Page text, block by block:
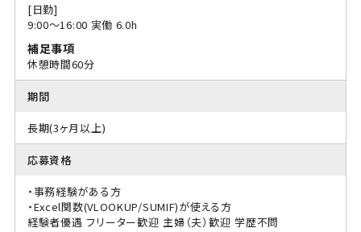
[日勤]
9:00〜16:00 実働 6.0h
補足事項
休憩時間60分
期間
長期(3ヶ月以上)
応募資格
・事務経験がある方
・Excel関数(VLOOKUP/SUMIF)が使える方
経験者優遇 フリーター歓迎 主婦（夫）歓迎 学歴不問